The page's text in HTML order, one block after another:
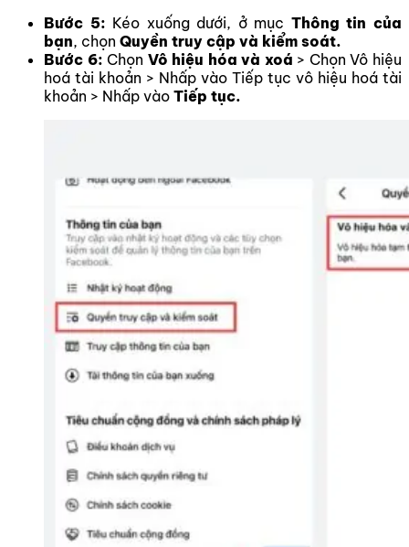
Bước 5: Kéo xuống dưới, ở mục Thông tin của
bạn, chọn Quyền truy cập và kiểm soát.
Bước 6: Chọn Vô hiệu hóa và xoá > Chọn Vô hiệu
hoá tài khoản > Nhấp vào Tiếp tục vô hiệu hoá tài
khoản > Nhấp vào Tiếp tục.